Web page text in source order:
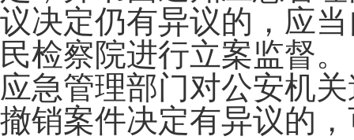
议决定仍有异议的，应
民检察院进行立案监督。
应急管理部门对公安机
撤销案件决定有异议的